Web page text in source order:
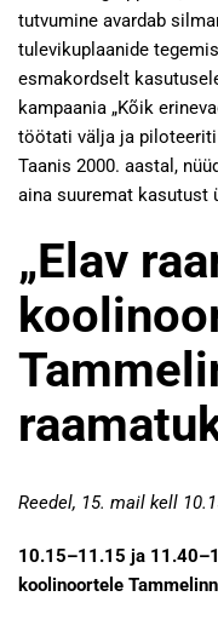
tutvumine avardab
tulevikuplaanide
esmakordselt
kampaania „Kõik
töötati välja ja
Taanis 2000. aastal,
aina suuremat kasutust
„Elav
Reedel, 15. mail kell
10.15–11.15 ja
koolinoortele